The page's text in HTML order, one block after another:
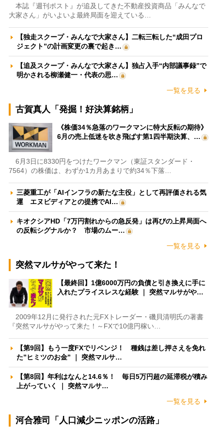
本誌『週刊ポスト』が追及してきた不動産投資商品「みんなで
大家さん」がいよいよ最終局面を迎えている…
【独走スクープ・みんなで大家さん】二転三転した“成田プロ
ジェクト”の計画変更の裏で起き…
【追及スクープ・みんなで大家さん】独占入手“内部議事録”で
明かされる柳瀬健一・代表の思…
一覧を見る
古賀真人「発掘！好決算銘柄」
《株価34％急落のワークマンに特大反転の期待》
6月の売上低迷を吹き飛ばす第1四半期決算、…
6月3日に8330円をつけたワークマン（東証スタンダード・
7564）の株価は、わずか1カ月あまりで約34％下落…
三菱重工が「AIインフラの新たな主役」として再評価される気
運 エヌビディアとの提携でAI…
キオクシアHD「7万円割れからの急反発」は再びの上昇局面へ
の反転シグナルか？ 市場のムー…
一覧を見る
突然マルサがやって来た！
【最終回】1億6000万円の負債と引き換えに手に
入れたプライスレスな経験 ｜ 突然マルサがや…
2009年12月に発行された元FXトレーダー・磯貝清明氏の著書
『突然マルサがやって来た！～FXで10億円稼い…
【第9回】もう一度FXでリベンジ！ 種銭は差し押さえを免れ
た”ヒミツのお金” ｜ 突然マルサ…
【第8回】年利はなんと14.6％！ 毎日5万円超の延滞税が積み
上がっていく ｜ 突然マルサ…
一覧を見る
河合雅司「人口減少ニッポンの活路」